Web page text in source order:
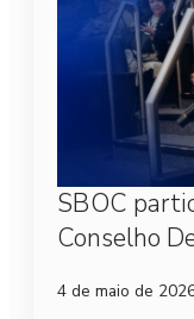
SBOC
Conselho
4 de maio de